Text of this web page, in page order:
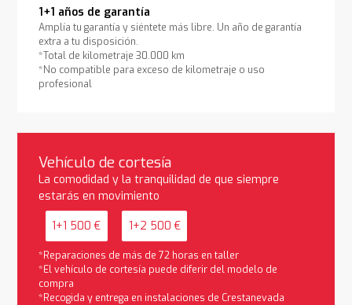
1+1 años de garantía
Amplía tu garantía y siéntete más libre. Un año de garantía
extra a tu disposición.
*Total de kilometraje 30.000 km
*No compatible para exceso de kilometraje o uso
profesional
Vehículo de cortesía
La comodidad y la tranquilidad de que siempre
estarás en movimiento
1+1 500 € 1+2 500 €
*Reparaciones de más de 72 horas en taller
*El vehículo de cortesía puede diferir del modelo de
compra
*Recogida y entrega en instalaciones de Crestanevada